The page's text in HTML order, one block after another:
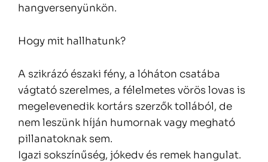
hangversenyünkön.
Hogy mit hallhatunk?
A szikrázó északi fény, a lóháton csatába
vágtató szerelmes, a félelmetes vörös lovas is
megelevenedik kortárs szerzők tollából, de
nem leszünk híján humornak vagy megható
pillanatoknak sem.
Igazi sokszínűség, jókedv és remek hangulat.